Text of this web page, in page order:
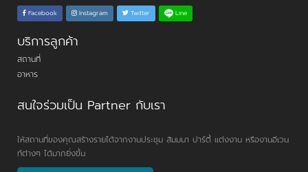
Facebook Instagram Twitter Line
บริการลูกค้า
สถานที่
อาหาร
สนใจร่วมเป็น Partner กับเรา
ให้สถานที่ของคุณสร้างรายได้จากงานประชุม สัมมนา ปาร์ตี้ แต่งงาน หรืองานอีเวน
ท์ต่างๆ ได้มากยิ่งขึ้น